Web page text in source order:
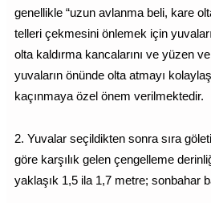
genellikle “uzun avlanma beli, kare
telleri çekmesini önlemek için
olta kaldırma kancalarını ve yüzen
yuvaların önünde olta atmayı
kaçınmaya özel önem verilmektedir.
2. Yuvalar seçildikten sonra sıra
göre karşılık gelen çengelleme
yaklaşık 1,5 ila 1,7 metre; sonbahar